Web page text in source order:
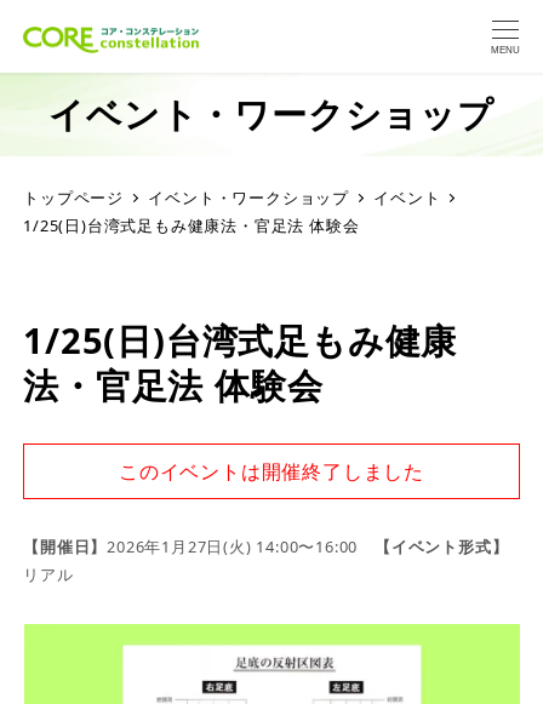
MENU
イベント・ワークショップ
トップページ イベント・ワークショップ
イベント
1/25(日)台湾式足もみ健康法・官足法 体験会
1/25(日)台湾式足もみ健康
法・官足法 体験会
このイベントは開催終了しました
【開催日】2026年1月27日(火) 14:00〜16:00
【イベント形式】
リアル